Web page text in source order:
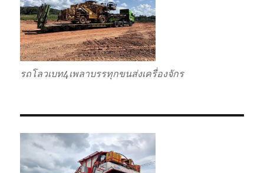
รถโลวเบท4เพลาบรรทุกขนส่งเครื่องจักร